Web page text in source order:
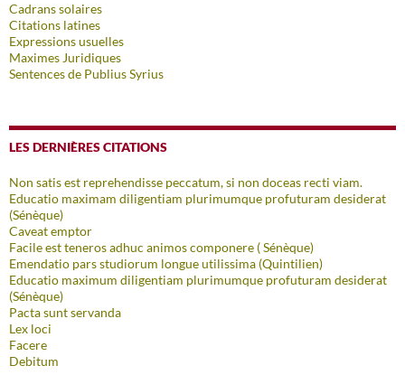
Cadrans solaires
Citations latines
Expressions usuelles
Maximes Juridiques
Sentences de Publius Syrius
LES DERNIÈRES CITATIONS
Non satis est reprehendisse peccatum, si non doceas recti viam.
Educatio maximam diligentiam plurimumque profuturam desiderat
(Sénèque)
Caveat emptor
Facile est teneros adhuc animos componere ( Sénèque)
Emendatio pars studiorum longue utilissima (Quintilien)
Educatio maximum diligentiam plurimumque profuturam desiderat
(Sénèque)
Pacta sunt servanda
Lex loci
Facere
Debitum